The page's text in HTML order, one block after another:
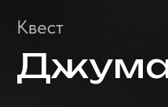
Уровень
от 3.000 руб.